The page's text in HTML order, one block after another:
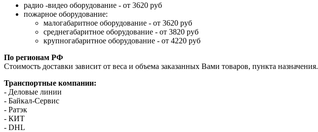
радио -видео оборудование - от 3620 руб
пожарное оборудование:
малогабаритное оборудование - от 3620 руб
среднегабаритное оборудование - от 3820 руб
крупногабаритное оборудование - от 4220 руб
По регионам РФ
Стоимость доставки зависит от веса и объема заказанных Вами товаров, пункта назначения.
Транспортные компании:
- Деловые линии
- Байкал-Сервис
- Ратэк
- КИТ
- DHL